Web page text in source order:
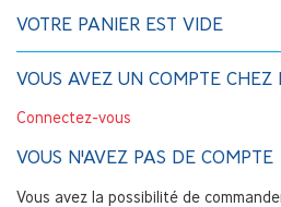
VOTRE PANIER EST VIDE
VOUS AVEZ UN COMPTE CHEZ
Connectez-vous
VOUS N'AVEZ PAS DE COMPTE
Vous avez la possibilité de